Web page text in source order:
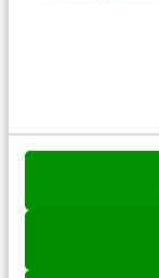
Over ons
Werken bij